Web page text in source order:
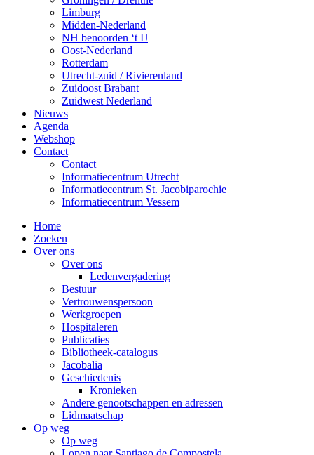
Limburg
Midden-Nederland
NH benoorden ‘t IJ
Oost-Nederland
Rotterdam
Utrecht-zuid / Rivierenland
Zuidoost Brabant
Zuidwest Nederland
Nieuws
Agenda
Webshop
Contact
Contact
Informatiecentrum Utrecht
Informatiecentrum St. Jacobiparochie
Informatiecentrum Vessem
Home
Zoeken
Over ons
Over ons
Ledenvergadering
Bestuur
Vertrouwenspersoon
Werkgroepen
Hospitaleren
Publicaties
Bibliotheek-catalogus
Jacobalia
Geschiedenis
Kronieken
Andere genootschappen en adressen
Lidmaatschap
Op weg
Op weg